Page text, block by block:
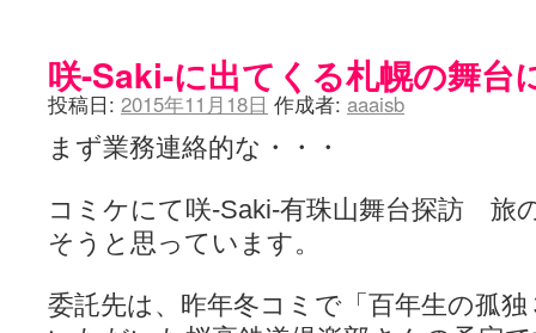
咲-Saki-に出てくる札幌の舞台
投稿日: 2015年11月18日 作成者: aaaisb
まず業務連絡的な・・・
コミケにて咲-Saki-有珠山舞台探訪 旅
そうと思っています。
委託先は、昨年冬コミで「百年生の孤